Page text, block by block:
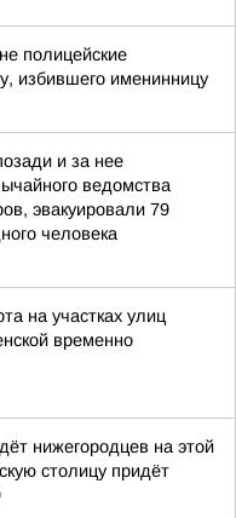
полицейские
избившего именинницу
и за нее
ведомства
эвакуировали 79
человека
на участках улиц
временно
нижегородцев на этой
столицу придёт